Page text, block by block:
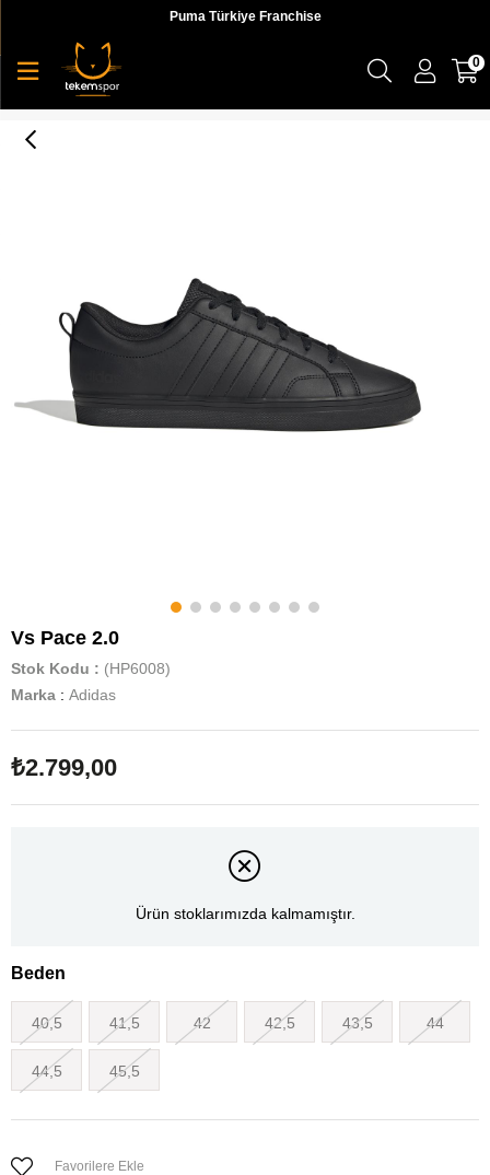
Puma Türkiye Franchise
0
Vs Pace 2.0
Stok Kodu
(HP6008)
Marka : Adidas
₺2.799,00
Ürün stoklarımızda kalmamıştır.
Beden
40,5 41,5 42 42,5 43,5 44
44,5 45,5
Favorilere Ekle